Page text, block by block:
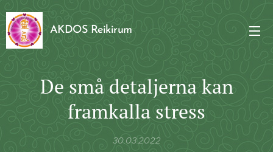
AKDOS Reikirum
De små detaljerna kan
framkalla stress
30.03.2022